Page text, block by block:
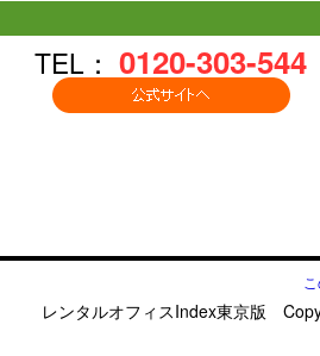
TEL： 0120-303-544
レンタルオフィスIndex東京版